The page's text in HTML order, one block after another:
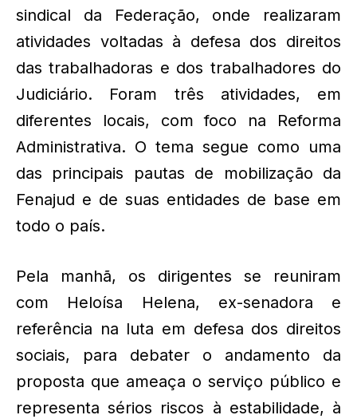
sindical da Federação, onde realizaram
atividades voltadas à defesa dos direitos
das trabalhadoras e dos trabalhadores do
Judiciário. Foram três atividades, em
diferentes locais, com foco na Reforma
Administrativa. O tema segue como uma
das principais pautas de mobilização da
Fenajud e de suas entidades de base em
todo o país.
Pela manhã, os dirigentes se reuniram
com Heloísa Helena, ex-senadora e
referência na luta em defesa dos direitos
sociais, para debater o andamento da
proposta que ameaça o serviço público e
representa sérios riscos à estabilidade, à